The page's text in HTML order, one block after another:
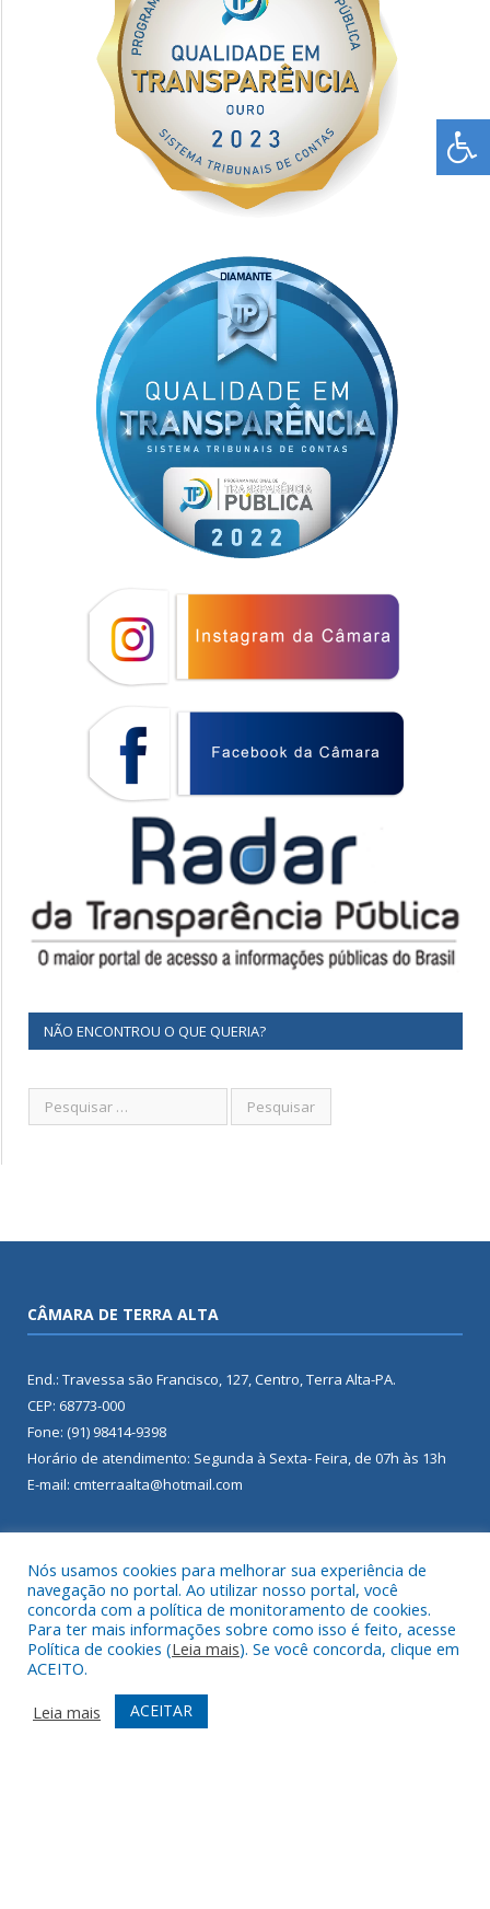
NÃO ENCONTROU O QUE QUERIA?
CÂMARA DE TERRA ALTA
End.: Travessa são Francisco, 127, Centro, Terra Alta-PA.
CEP: 68773-000
Fone: (91) 98414-9398
Horário de atendimento: Segunda à Sexta- Feira, de 07h às 13h
E-mail: cmterraalta@hotmail.com
ÚLTIMAS PUBLICAÇÕES
Abimael Bezerra Evangelista Filho23 de fevereiro de 2025
Carlos Alexandre da Costa Martins
Doriedson Duarte da Silva
Nós usamos cookies para melhorar sua experiência de
navegação no portal. Ao utilizar nosso portal, você
concorda com a política de monitoramento de cookies.
Para ter mais informações sobre como isso é feito, acesse
Política de cookies (Leia mais). Se você concorda, clique em
ACEITO.
Leia mais
ACEITAR